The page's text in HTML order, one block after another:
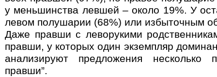
у меньшинства левшей – около 19%. У
левом полушарии (68%) или избыточным
Даже правши с леворукими
правши, у которых один экземпляр
анализируют предложения несколько
правши”.